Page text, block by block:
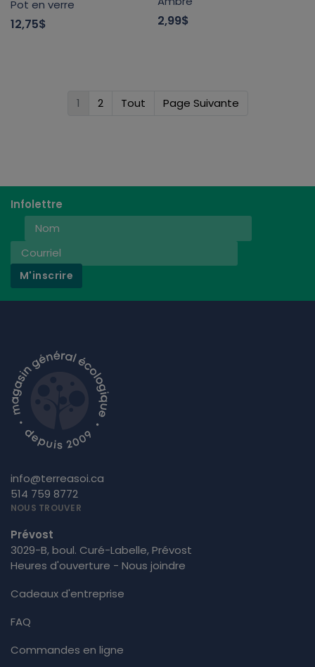
Pot en verre
12,75$ 2,99$
1 2 Tout Page Suivante
Infolettre
M'inscrire
info@terreasoi.ca
514 759 8772
NOUS TROUVER
Prévost
3029-B, boul. Curé-Labelle, Prévost
Heures d'ouverture - Nous joindre
Cadeaux d'entreprise
FAQ
Commandes en ligne